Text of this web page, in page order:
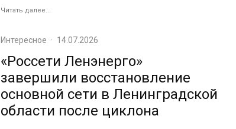
Читать далее...
Интересное · 14.07.2026
«Россети Ленэнерго»
завершили восстановление
основной сети в Ленинградской
области после циклона